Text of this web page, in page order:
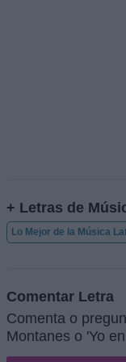
+ Letras de
Lo Mejor de la Música
Comentar Letra
Comenta o
Montanes o 'Yo